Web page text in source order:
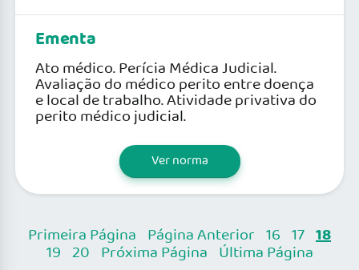
Ementa
Ato médico. Perícia Médica Judicial.
Avaliação do médico perito entre doença
e local de trabalho. Atividade privativa do
perito médico judicial.
Ver norma
Primeira Página Página Anterior 16 17 18
19 20 Próxima Página Última Página